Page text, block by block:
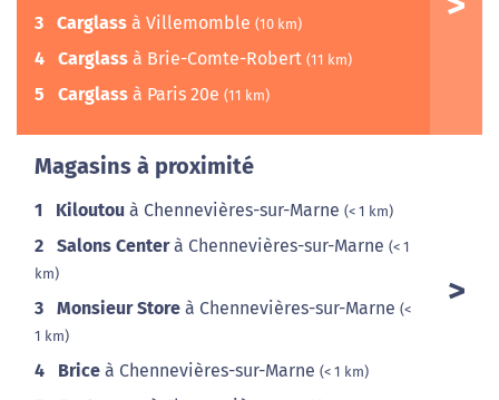
3 Carglass à Villemomble (10 km)
4 Carglass à Brie-Comte-Robert (11 km)
5 Carglass à Paris 20e (11 km)
Magasins à proximité
1 Kiloutou à Chennevières-sur-Marne (< 1 km)
2 Salons Centerà Chennevières-sur-Marne (< 1
km)
3 Monsieur Store à Chennevières-sur-Marne (<
1 km)
4 Brice à Chennevières-sur-Marne (< 1 km)